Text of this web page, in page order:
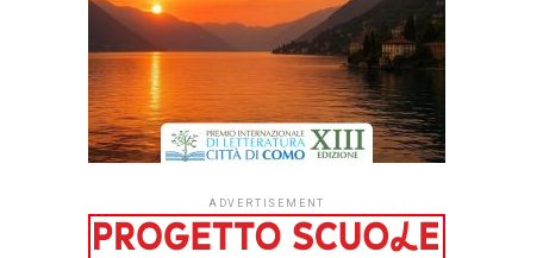
ADVERTISEMENT